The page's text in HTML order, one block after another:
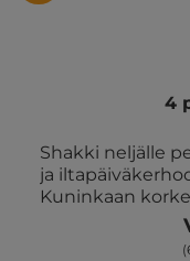
4
Shakki neljälle
ja
Kuninkaan